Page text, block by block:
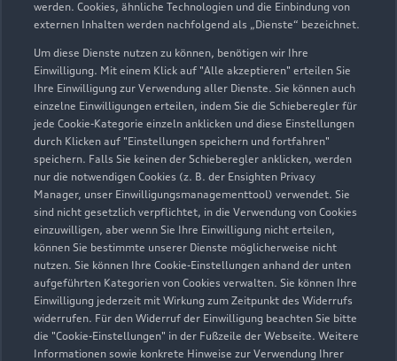
werden. Cookies, ähnliche Technologien und die Einbindung von
externen Inhalten werden nachfolgend als „Dienste“ bezeichnet.
Um diese Dienste nutzen zu können, benötigen wir Ihre
Einwilligung. Mit einem Klick auf "Alle akzeptieren" erteilen Sie
Ihre Einwilligung zur Verwendung aller Dienste. Sie können auch
einzelne Einwilligungen erteilen, indem Sie die Schieberegler für
jede Cookie-Kategorie einzeln anklicken und diese Einstellungen
durch Klicken auf "Einstellungen speichern und fortfahren"
speichern. Falls Sie keinen der Schieberegler anklicken, werden
nur die notwendigen Cookies (z. B. der Ensighten Privacy
Manager, unser Einwilligungsmanagementtool) verwendet. Sie
sind nicht gesetzlich verpflichtet, in die Verwendung von Cookies
einzuwilligen, aber wenn Sie Ihre Einwilligung nicht erteilen,
können Sie bestimmte unserer Dienste möglicherweise nicht
nutzen. Sie können Ihre Cookie-Einstellungen anhand der unten
aufgeführten Kategorien von Cookies verwalten. Sie können Ihre
Einwilligung jederzeit mit Wirkung zum Zeitpunkt des Widerrufs
widerrufen. Für den Widerruf der Einwilligung beachten Sie bitte
die "Cookie-Einstellungen" in der Fußzeile der Webseite. Weitere
Informationen sowie konkrete Hinweise zur Verwendung Ihrer
Vor dem Lohe 2
99628 Buttstädt
036373 9730
info@hahnel-automobile.de
Kontaktdaten herunterladen